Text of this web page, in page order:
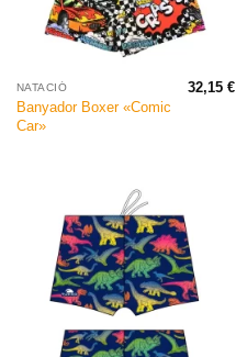
NATACIÓ
Banyador Boxer «Comic
Car»
32,15€